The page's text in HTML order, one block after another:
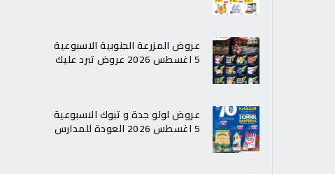
عروض المزرعة الجنوبية الاسبوعية
5 اغسطس 2026 عروض تبرد عليك
عروض لولو جدة و تبوك الاسبوعية
5 اغسطس 2026 العودة للمدارس